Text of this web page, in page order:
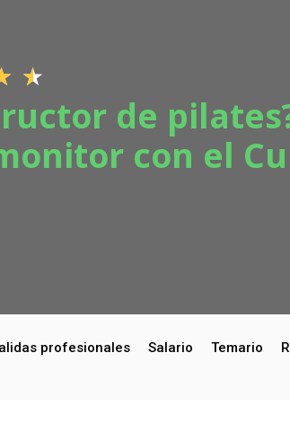
★
de
con el
profesionales Salario Temario